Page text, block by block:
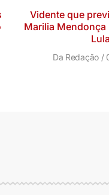
Vidente que
Marilia Mendonça
Lula
Da Redação